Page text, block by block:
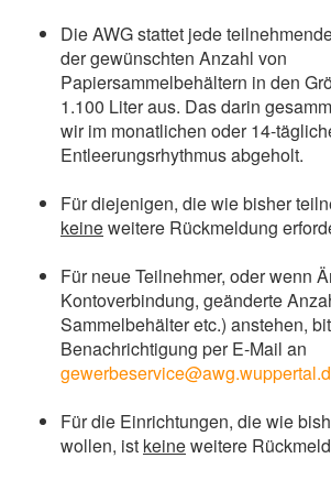
Die AWG stattet jede
der gewünschten Anzahl von
Papiersammelbehältern in den
1.100 Liter aus. Das darin
wir im monatlichen oder 14-
Entleerungsrhythmus abgeholt.
Für diejenigen, die wie bisher
keineweitere Rückmeldung
Für neue Teilnehmer, oder wenn
Kontoverbindung, geänderte
Sammelbehälter etc.) anstehen,
Benachrichtigung per E-Mail an
Für die Einrichtungen, die wie
wollen, ist keineweitere